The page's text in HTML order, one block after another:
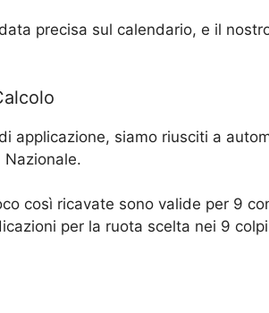
precisa sul calendario, e il
applicazione, siamo riusciti a
così ricavate sono valide per 9
per la ruota scelta nei 9